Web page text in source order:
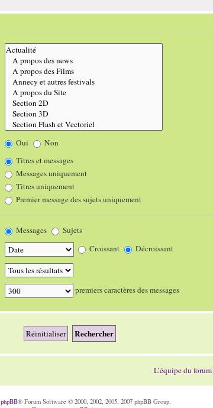
Oui Non
Titres et messages
Messages uniquement
Titres uniquement
Premier message des sujets uniquement
Messages Sujets
Croissant Décroissant
premiers caractères des messages
L’équipe du forum
phpBB® Forum Software © 2000, 2002, 2005, 2007 phpBB Group.